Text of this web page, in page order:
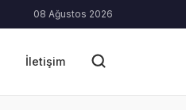
08 Ağustos 2026
İletişim